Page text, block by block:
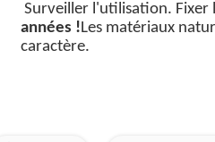
Surveiller l'utilisation. Fixer
années !Les matériaux
caractère.